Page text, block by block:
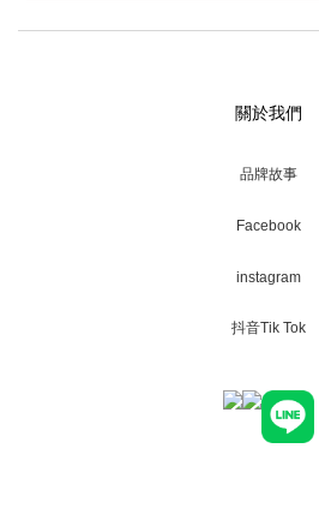
關於我們
品牌故事
Facebook
instagram
抖音Tik Tok